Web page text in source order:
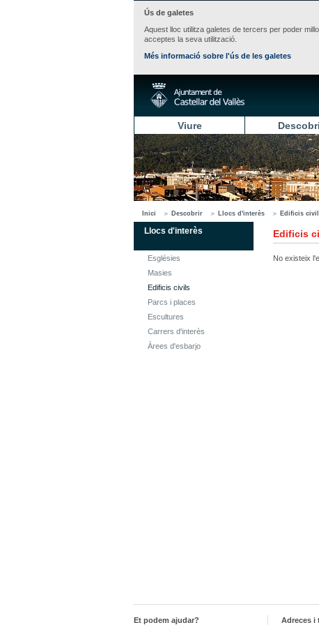
Ús de galetes
Aquest lloc utilitza galetes de tercers per poder
acceptes la seva utilització.
Més informació sobre l'ús de les galetes
Viure
Inici Descobrir Llocs d'interès Edificis
Llocs d'interès
Esglésies
Masies
Edificis civils
Parcs i places
Escultures
Carrers d'interès
Àrees d'esbarjo
Edificis
No existeix
Et podem ajudar? Adreces i